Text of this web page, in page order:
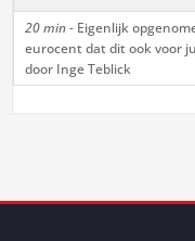
20 min -Eigenlijk
eurocent dat dit ook voor
door Inge Teblick